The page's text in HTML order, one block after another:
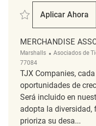
Salvar Merchandise
Aplicar Ahora
MERCHANDISE
Marshalls Categoría
Asociados de
77084
TJX Companies,
oportunidades de
Será incluido en
adopta la
prioriza su desa...